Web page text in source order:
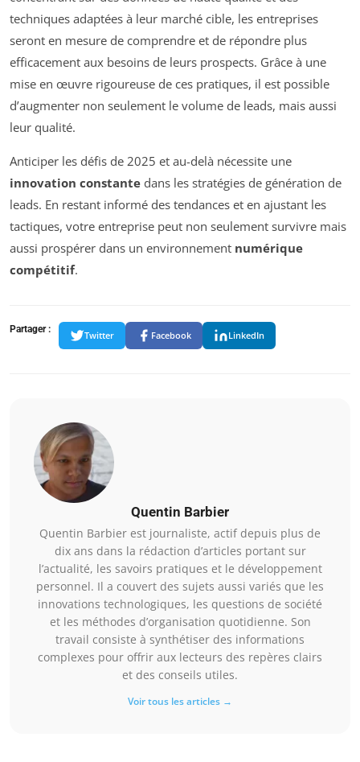
techniques adaptées à leur marché cible, les entreprises
seront en mesure de comprendre et de répondre plus
efficacement aux besoins de leurs prospects. Grâce à une
mise en œuvre rigoureuse de ces pratiques, il est possible
d’augmenter non seulement le volume de leads, mais aussi
leur qualité.
Anticiper les défis de 2025 et au-delà nécessite une
innovation constante dans les stratégies de génération de
leads. En restant informé des tendances et en ajustant les
tactiques, votre entreprise peut non seulement survivre mais
aussi prospérer dans un environnement numérique
compétitif.
Partager :
Twitter Facebook LinkedIn
Quentin Barbier
Quentin Barbier est journaliste, actif depuis plus de
dix ans dans la rédaction d’articles portant sur
l’actualité, les savoirs pratiques et le développement
personnel. Il a couvert des sujets aussi variés que les
innovations technologiques, les questions de société
et les méthodes d’organisation quotidienne. Son
travail consiste à synthétiser des informations
complexes pour offrir aux lecteurs des repères clairs
et des conseils utiles.
Voir tous les articles →